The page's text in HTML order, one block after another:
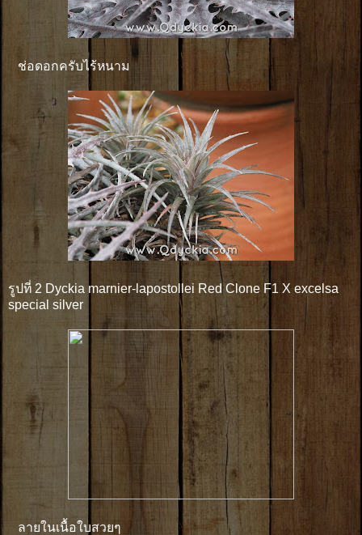
ช่อดอกครับไร้หนาม
รูปที่ 2 Dyckia marnier-lapostollei Red Clone F1 X excelsa
special silver
ลายในเนื้อใบสวยๆ